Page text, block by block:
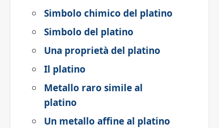
Simbolo chimico del platino
Simbolo del platino
Una proprietà del platino
Il platino
Metallo raro simile al
platino
Un metallo affine al platino